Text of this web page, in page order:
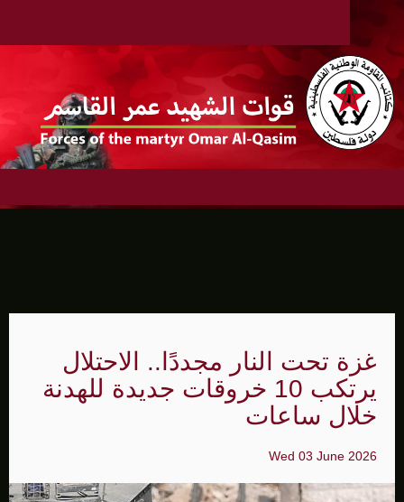
غزة تحت النار مجددًا.. الاحتلال
يرتكب 10 خروقات جديدة للهدنة
خلال ساعات
Wed 03 June 2026